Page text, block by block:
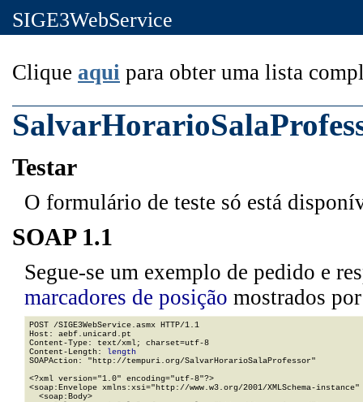
SIGE3WebService
Clique aqui para obter uma lista
Testar
O formulário de teste só está
SOAP 1.1
Segue-se um exemplo de pedido e
marcadores de posição mostrados
POST /SIGE3WebService.asmx HTTP/1.1
Host: aebf.unicard.pt
Content-Type: text/xml; charset=utf-8
Content-Length: length
SOAPAction: "http://tempuri.org/SalvarHorarioSalaProfessor"
<?xml version="1.0" encoding="utf-8"?>
<soap:Envelope xmlns:xsi="http://www.w3.org/2001/XMLSchema-
  <soap:Body>